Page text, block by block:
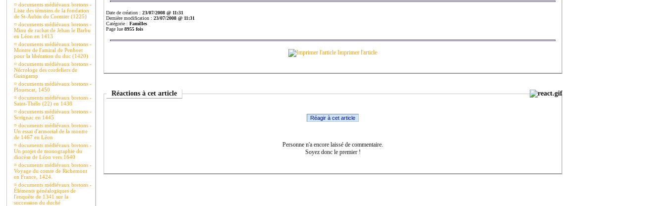
¤ documents médiévaux bretons -
Liste des témoins de la fondation
de St-Aubin du Cormier (1225)
¤ documents médiévaux bretons -
Minu de rachat de Jehan le Barbu
en Léon en 1413
¤ documents médiévaux bretons -
Montre de l'amiral de Penhoet
pour la libération du duc (1420)
¤ documents médiévaux bretons -
Nécrologe des cordeliers de
Guingamp
¤ documents médiévaux bretons -
Plouescat, 1450
¤ documents médiévaux bretons -
Saint-Thélo (22) en 1438
¤ documents médiévaux bretons -
Scrignac en 1445
¤ documents médiévaux bretons -
Un essai d'armorial de la montre
de 1467 en Léon
¤ documents médiévaux bretons -
Un projet de monographie du
diocèse de Léon vers 1640
¤ documents médiévaux bretons -
Voyage du comte de Richemont
en France, 1424.
¤ documents médiévaux bretons -
Éléments généalogiques de
l'enquête de 1341 sur la
succession du duché
Date de création : 23/07/2008 @ 11:31
Dernière modification : 23/07/2008 @ 11:31
Catégorie : Familles
Page lue 8955 fois
Imprimer l'article
Réactions à cet article
Réagir à cet article
Personne n'a encore laissé de commentaire.
Soyez donc le premier !